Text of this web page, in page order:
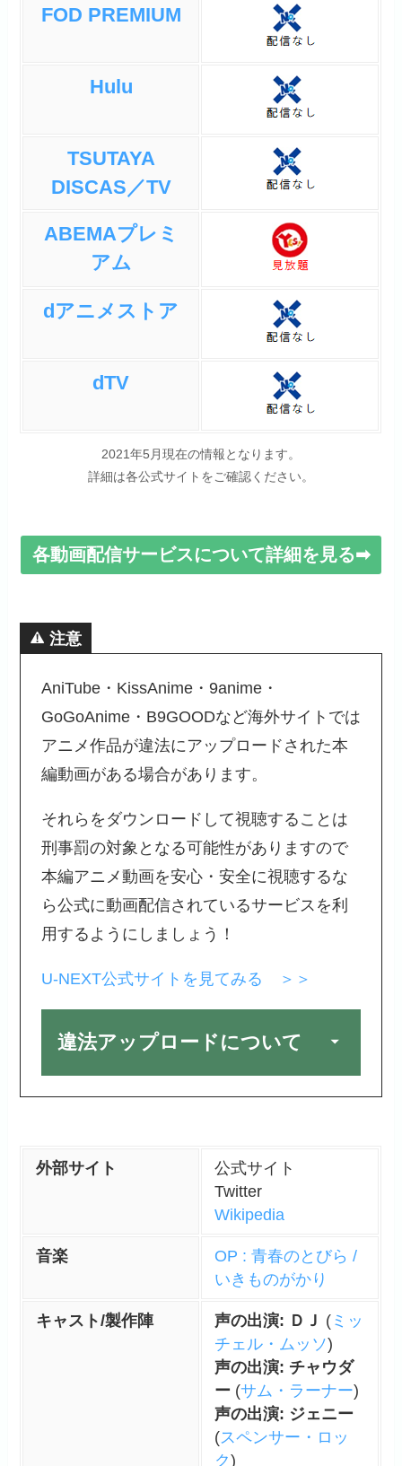
FOD PREMIUM
Hulu
TSUTAYA
DISCAS／TV
ABEMAプレミ
アム
dアニメストア
dTV
2021年5月現在の情報となります。
詳細は各公式サイトをご確認ください。
各動画配信サービスについて詳細を見る➡
注意
AniTube・KissAnime・9anime・
GoGoAnime・B9GOODなど海外サイトでは
アニメ作品が違法にアップロードされた本
編動画がある場合があります。
それらをダウンロードして視聴することは
刑事罰の対象となる可能性がありますので
本編アニメ動画を安心・安全に視聴するな
ら公式に動画配信されているサービスを利
用するようにしましょう！
U-NEXT公式サイトを見てみる ＞＞
違法アップロードについて
外部サイト
公式サイト
Twitter
Wikipedia
音楽
OP : 青春のとびら /
いきものがかり
キャスト/製作陣 声の出演: ＤＪ (ミッ
チェル・ムッソ)
声の出演: チャウダ
ー (サム・ラーナー)
声の出演: ジェニー
(スペンサー・ロッ
ク)